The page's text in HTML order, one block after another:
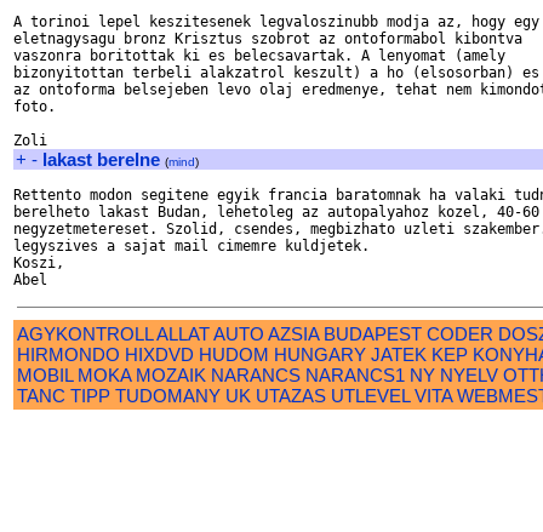
A torinoi lepel keszitesenek legvaloszinubb modja az, hogy egy
eletnagysagu bronz Krisztus szobrot az ontoformabol kibontva
vaszonra boritottak ki es belecsavartak. A lenyomat (amely
bizonyitottan terbeli alakzatrol keszult) a ho (elsosorban) es
az ontoforma belsejeben levo olaj eredmenye, tehat nem
foto.
+ - lakast berelne (mind)
Rettento modon segitene egyik francia baratomnak ha valaki
berelheto lakast Budan, lehetoleg az autopalyahoz kozel, 40-60
negyzetmetereset. Szolid, csendes, megbizhato uzleti
legyszives a sajat mail cimemre kuldjetek.
Koszi,
AGYKONTROLLALLATAUTO AZSIA BUDAPEST CODER
HIRMONDO HIXDVD HUDOM HUNGARY JATEK KEP
MOBIL MOKA MOZAIK NARANCS NARANCS1 NY NYELV
TANC TIPP TUDOMANY UK UTAZAS UTLEVEL VITA